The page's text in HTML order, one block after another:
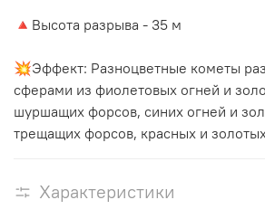
🔺Высота разрыва - 35 м
💥Эффект: Разноцветные кометы
сферами из фиолетовых огней и
шуршащих форсов, синих огней и
трещащих форсов, красных и
Характеристики